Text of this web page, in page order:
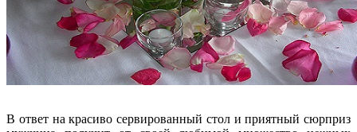
В ответ на красиво сервированный стол и приятный сюрприз